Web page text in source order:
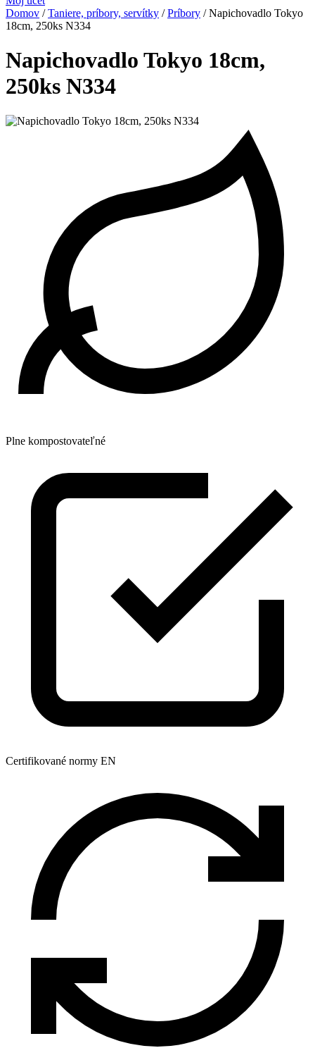
Domov /Taniere, príbory, servítky /Príbory /Napichovadlo Tokyo
18cm, 250ks N334
Napichovadlo Tokyo 18cm,
250ks N334
Plne kompostovateľné
Certifikované normy EN